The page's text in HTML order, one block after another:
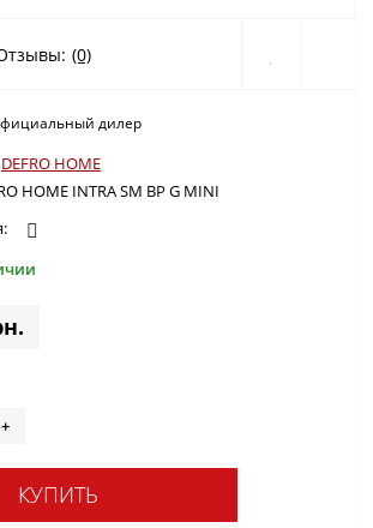
(0)
DEFRO HOME
HOME INTRA SM BP G MINI
дилер
+
КУПИТЬ